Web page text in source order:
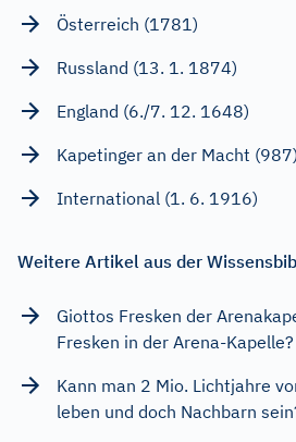
Österreich (1781)
Russland (13. 1. 1874)
England (6./7. 12. 1648)
Kapetinger an der Macht (987)
International (1. 6. 1916)
Weitere Artikel aus der
Giottos Fresken der
Fresken in der Arena-Kapelle?
Kann man 2 Mio. Lichtjahre
leben und doch Nachbarn